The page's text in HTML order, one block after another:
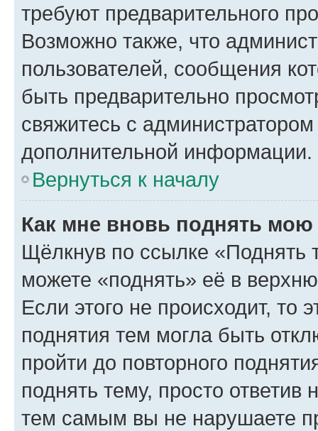
требуют предварительного
Возможно также, что
пользователей, сообщения
быть предварительно
свяжитесь с
дополнительной информации.
Вернуться к началу
Как мне вновь поднять мою
Щёлкнув по ссылке «Поднять
можете «поднять» её в
Если этого не происходит, то
поднятия тем могла быть
пройти до повторного
поднять тему, просто ответив
тем самым вы не нарушаете